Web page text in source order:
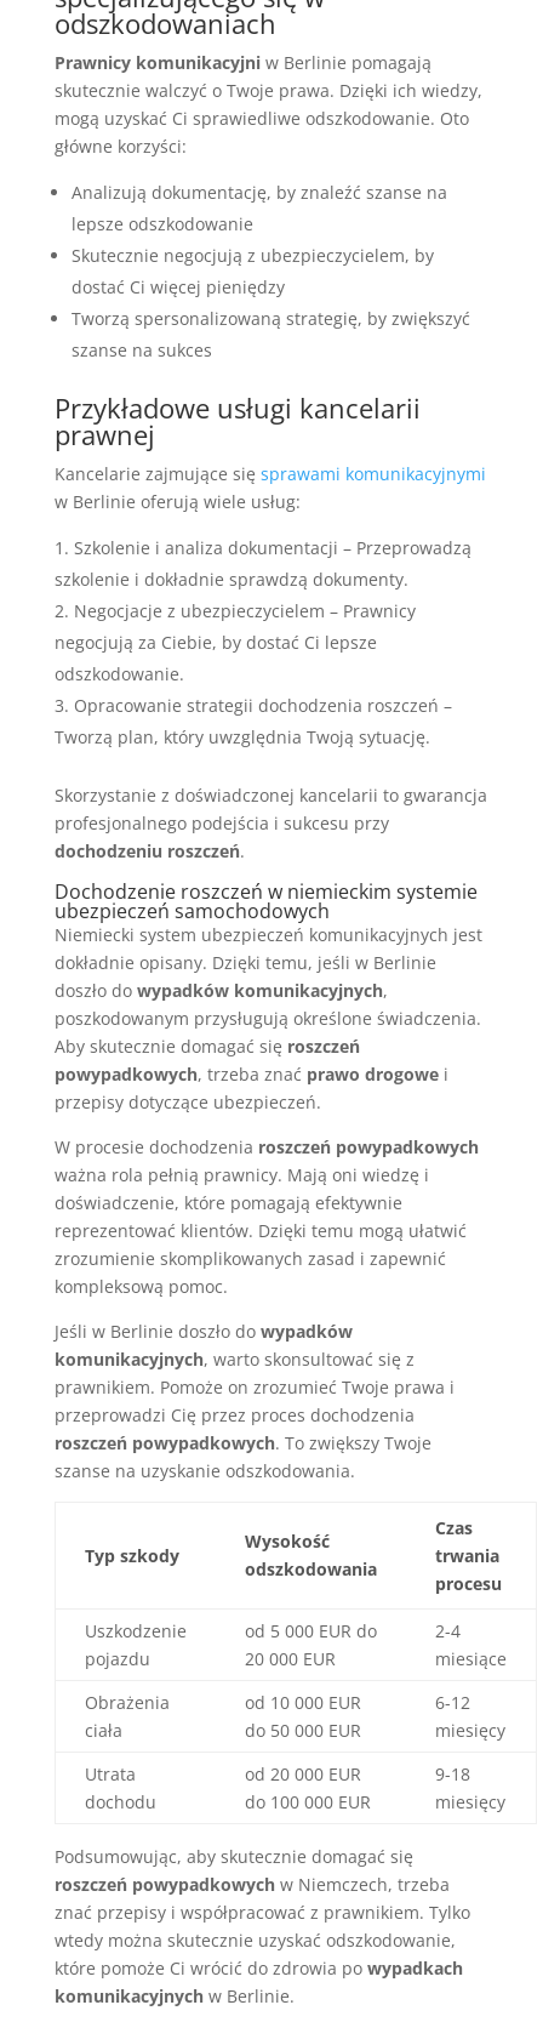
odszkodowaniach
Prawnicy komunikacyjniw Berlinie pomagają
skutecznie walczyć o Twoje prawa. Dzięki ich wiedzy,
mogą uzyskać Ci sprawiedliwe odszkodowanie. Oto
główne korzyści:
Analizują dokumentację, by znaleźć szanse na
lepsze odszkodowanie
Skutecznie negocjują z ubezpieczycielem, by
dostać Ci więcej pieniędzy
Tworzą spersonalizowaną strategię, by zwiększyć
szanse na sukces
Przykładowe usługi kancelarii
prawnej
Kancelarie zajmujące się sprawami komunikacyjnymi
w Berlinie oferują wiele usług:
Szkolenie i analiza dokumentacji – Przeprowadzą
szkolenie i dokładnie sprawdzą dokumenty.
Negocjacje z ubezpieczycielem – Prawnicy
negocjują za Ciebie, by dostać Ci lepsze
odszkodowanie.
Opracowanie strategii dochodzenia roszczeń –
Tworzą plan, który uwzględnia Twoją sytuację.
Skorzystanie z doświadczonej kancelarii to gwarancja
profesjonalnego podejścia i sukcesu przy
dochodzeniu roszczeń.
Dochodzenie roszczeń w niemieckim systemie
ubezpieczeń samochodowych
Niemiecki system ubezpieczeń komunikacyjnych jest
dokładnie opisany. Dzięki temu, jeśli w Berlinie
doszło do wypadków komunikacyjnych,
poszkodowanym przysługują określone świadczenia.
Aby skutecznie domagać się roszczeń
powypadkowych, trzeba znać prawo drogowei
przepisy dotyczące ubezpieczeń.
W procesie dochodzenia roszczeń powypadkowych
ważna rola pełnią prawnicy. Mają oni wiedzę i
doświadczenie, które pomagają efektywnie
reprezentować klientów. Dzięki temu mogą ułatwić
zrozumienie skomplikowanych zasad i zapewnić
kompleksową pomoc.
Jeśli w Berlinie doszło do wypadków
komunikacyjnych, warto skonsultować się z
prawnikiem. Pomoże on zrozumieć Twoje prawa i
przeprowadzi Cię przez proces dochodzenia
roszczeń powypadkowych. To zwiększy Twoje
szanse na uzyskanie odszkodowania.
Typ szkody
Wysokość
odszkodowania
Czas
trwania
procesu
Uszkodzenie
pojazdu
od 5 000 EUR do
20 000 EUR
2-4
miesiące
Obrażenia
ciała
od 10 000 EUR
do 50 000 EUR
6-12
miesięcy
Utrata
dochodu
od 20 000 EUR
do 100 000 EUR
9-18
miesięcy
Podsumowując, aby skutecznie domagać się
roszczeń powypadkowychw Niemczech, trzeba
znać przepisy i współpracować z prawnikiem. Tylko
wtedy można skutecznie uzyskać odszkodowanie,
które pomoże Ci wrócić do zdrowia po wypadkach
komunikacyjnychw Berlinie.